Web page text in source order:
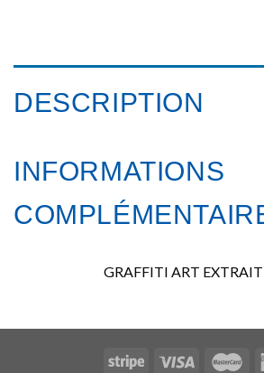
DESCRIPTION
INFORMATIONS
GRAFFITI ART